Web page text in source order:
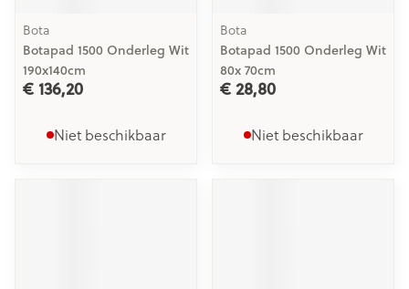
Bota
Botapad 1500 Onderleg Wit
190x140cm
€ 136,20
Niet beschikbaar
Bota
Botapad 1500 Onderleg Wit
80x 70cm
€ 28,80
Niet beschikbaar